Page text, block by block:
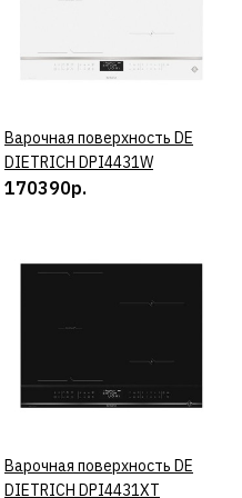
ДОБАВИТЬ К СРАВНЕНИЮ
Варочная поверхность DE
DIETRICH DPI4431BT
180390р.
ДОБАВИТЬ К СРАВНЕНИЮ
ДОБАВИТЬ В ПОЖЕЛАНИЯ
Варочная поверхность DE
КУПИТЬ
Варочная поверхность DE
DIETRICH DPI4431W
170390р.
КУПИТЬ
Варочная поверхность DE
DIETRICH DPI4431XT